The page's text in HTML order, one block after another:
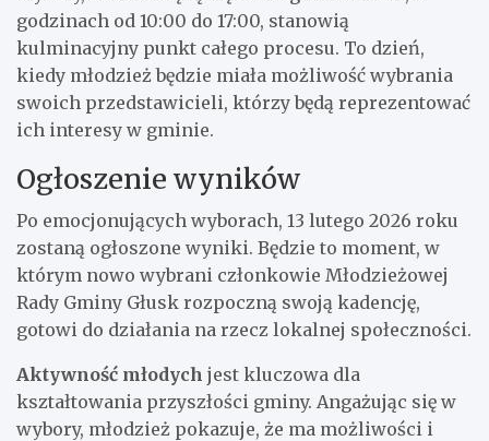
godzinach od 10:00 do 17:00, stanowią
kulminacyjny punkt całego procesu. To dzień,
kiedy młodzież będzie miała możliwość wybrania
swoich przedstawicieli, którzy będą reprezentować
ich interesy w gminie.
Ogłoszenie wyników
Po emocjonujących wyborach, 13 lutego 2026 roku
zostaną ogłoszone wyniki. Będzie to moment, w
którym nowo wybrani członkowie Młodzieżowej
Rady Gminy Głusk rozpoczną swoją kadencję,
gotowi do działania na rzecz lokalnej społeczności.
Aktywność młodych jest kluczowa dla
kształtowania przyszłości gminy. Angażując się w
wybory, młodzież pokazuje, że ma możliwości i